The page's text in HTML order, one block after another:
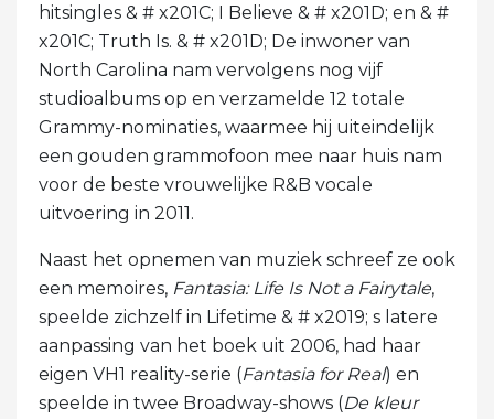
hitsingles & # x201C; I Believe & # x201D; en & #
x201C; Truth Is. & # x201D; De inwoner van
North Carolina nam vervolgens nog vijf
studioalbums op en verzamelde 12 totale
Grammy-nominaties, waarmee hij uiteindelijk
een gouden grammofoon mee naar huis nam
voor de beste vrouwelijke R&B vocale
uitvoering in 2011.
Naast het opnemen van muziek schreef ze ook
een memoires, Fantasia: Life Is Not a Fairytale,
speelde zichzelf in Lifetime & # x2019; s latere
aanpassing van het boek uit 2006, had haar
eigen VH1 reality-serie (Fantasia for Real) en
speelde in twee Broadway-shows (De kleur